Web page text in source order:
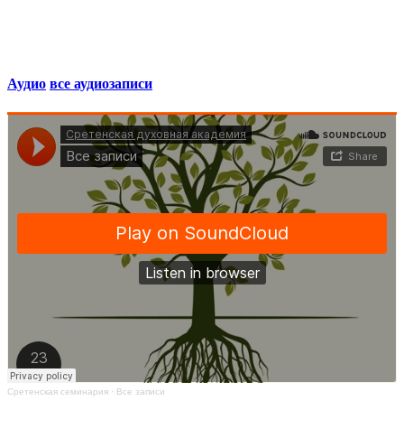
Аудио все аудиозаписи
Сретенская семинария · Все записи